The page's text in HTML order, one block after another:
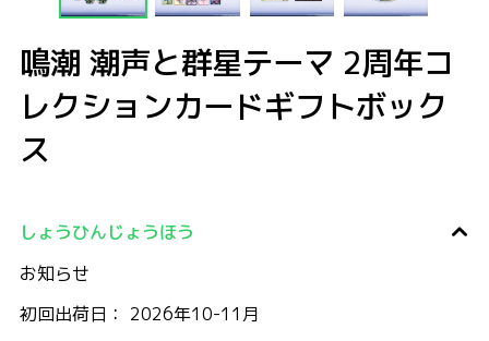
鳴潮 潮声と群星テーマ 2周年コ
レクションカードギフトボック
ス
しょうひんじょうほう
お知らせ
初回出荷日： 2026年10-11月